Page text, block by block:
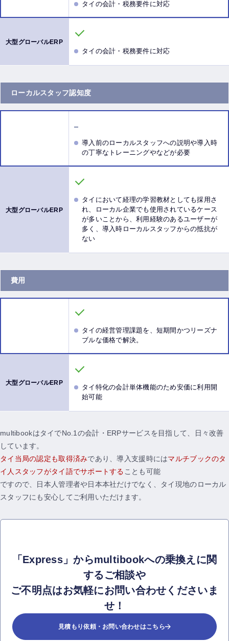
タイの会計・税務要件に対応
タイの会計・税務要件に対応
ローカルスタッフ認知度
導入前のローカルスタッフへの説明や導入時
の丁寧なトレーニングやなどが必要
タイにおいて経理の学習教材としても採用さ
れ、ローカル企業でも使用されているケース
が多いことから、利用経験のあるユーザーが
多く、導入時ローカルスタッフからの抵抗が
ない
費用
タイの経営管理課題を、短期間かつリーズナ
ブルな価格で解決。
タイ特化の会計単体機能のため安価に利用開
始可能
multibookはタイでNo.1の会計・ERPサービスを目指して、日々改善
しています。
タイ当局の認定も取得済みであり、導入支援時にはマルチブックのタ
イ人スタッフがタイ語でサポートする ことも可能
ですので、日本人管理者や日本本社だけでなく、タイ現地のローカル
スタッフにも安心してご利用いただけます。
「Express」からmultibookへの乗換えに関
するご相談や
ご不明点はお気軽にお問い合わせくださいま
せ！
見積もり依頼・お問い合わせはこちら